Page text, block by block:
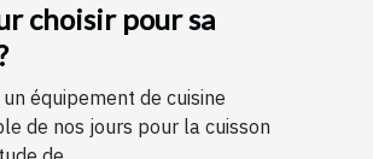
choisir pour sa
équipement de cuisine
de nos jours pour la cuisson